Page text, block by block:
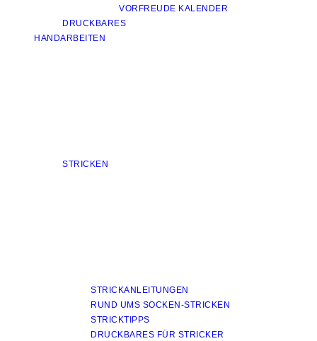
VORFREUDE KALENDER
DRUCKBARES
HANDARBEITEN
STRICKEN
STRICKANLEITUNGEN
RUND UMS SOCKEN-STRICKEN
STRICKTIPPS
DRUCKBARES FÜR STRICKER